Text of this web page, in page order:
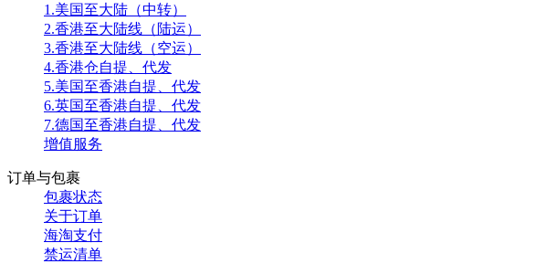
1.美国至大陆（中转）
2.香港至大陆线（陆运）
3.香港至大陆线（空运）
4.香港仓自提、代发
5.美国至香港自提、代发
6.英国至香港自提、代发
7.德国至香港自提、代发
增值服务
订单与包裹
包裹状态
关于订单
海淘支付
禁运清单